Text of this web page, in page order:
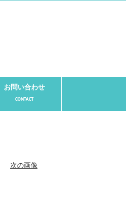
お問い合わせ
次の画像